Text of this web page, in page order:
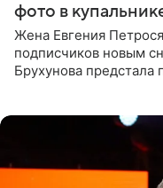
фото в
Жена Евгения
подписчиков новым
Брухунова